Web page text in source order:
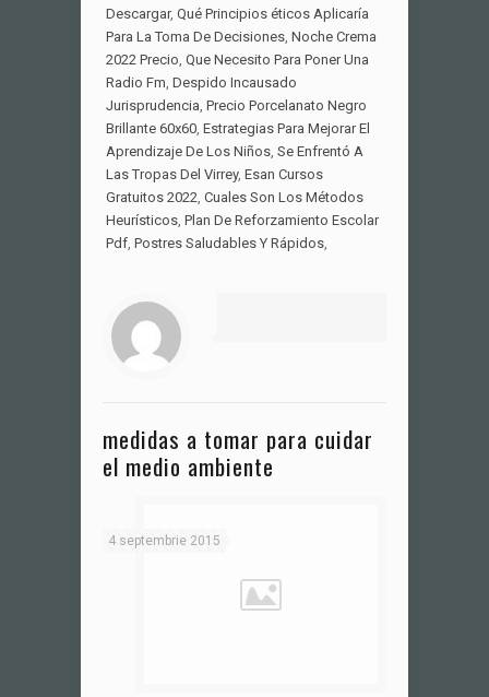
Descargar, Qué Principios éticos Aplicaría
Para La Toma De Decisiones, Noche Crema
2022 Precio, Que Necesito Para Poner Una
Radio Fm, Despido Incausado
Jurisprudencia, Precio Porcelanato Negro
Brillante 60x60, Estrategias Para Mejorar El
Aprendizaje De Los Niños, Se Enfrentó A
Las Tropas Del Virrey, Esan Cursos
Gratuitos 2022, Cuales Son Los Métodos
Heurísticos, Plan De Reforzamiento Escolar
Pdf, Postres Saludables Y Rápidos,
medidas a tomar para cuidar
el medio ambiente
4 septembrie 2015